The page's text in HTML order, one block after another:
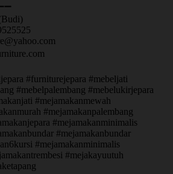
ㅤ
#furniturejepara #mebeljati
#mebelpalembang #mebelukirjepara
#mejamakanmewah
#mejamakanpalembang
#mejamakanminimalis
#mejamakanbundar
#mejamakanminimalis
#mejakayuutuh